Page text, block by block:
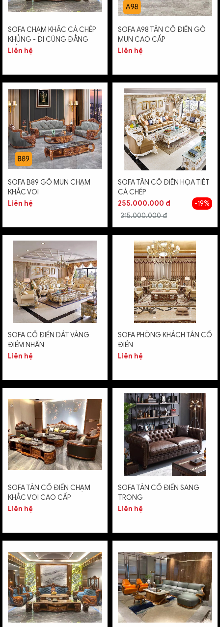
SOFA CHẠM KHẮC CÁ CHÉP
KHỦNG - ĐI CÙNG ĐẲNG
CẤP NHÀ SANG
Liên hệ
SOFA A98 TÂN CỔ ĐIỂN GỖ
MUN CAO CẤP
Liên hệ
SOFA B89 GỖ MUN CHẠM
KHẮC VOI
Liên hệ
SOFA TÂN CỔ ĐIỂN HỌA TIẾT
CÁ CHÉP
255.000.000 đ
315.000.000 đ
-19%
SOFA CỔ ĐIỂN DÁT VÀNG
ĐIỂM NHẤN
Liên hệ
SOFA PHÒNG KHÁCH TÂN CỔ
ĐIỂN
Liên hệ
SOFA TÂN CỔ ĐIỂN CHẠM
KHẮC VOI CAO CẤP
Liên hệ
SOFA TÂN CỔ ĐIỂN SANG
TRỌNG
Liên hệ